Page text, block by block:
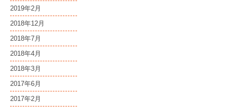
2019年2月
2018年12月
2018年7月
2018年4月
2018年3月
2017年6月
2017年2月